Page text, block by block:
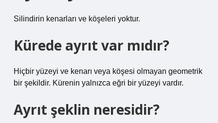
Silindirin kenarları ve köşeleri yoktur.
Kürede ayrıt var mıdır?
Hiçbir yüzeyi ve kenarı veya köşesi olmayan geometrik
bir şekildir. Kürenin yalnızca eğri bir yüzeyi vardır.
Ayrıt şeklin neresidir?